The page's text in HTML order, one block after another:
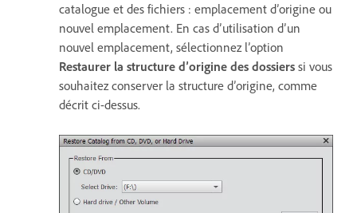
catalogue et des fichiers : emplacement d’origine ou
nouvel emplacement. En cas d’utilisation d’un
nouvel emplacement, sélectionnez l’option
Restaurer la structure d’origine des dossiers si vous
souhaitez conserver la structure d’origine, comme
décrit ci-dessus.